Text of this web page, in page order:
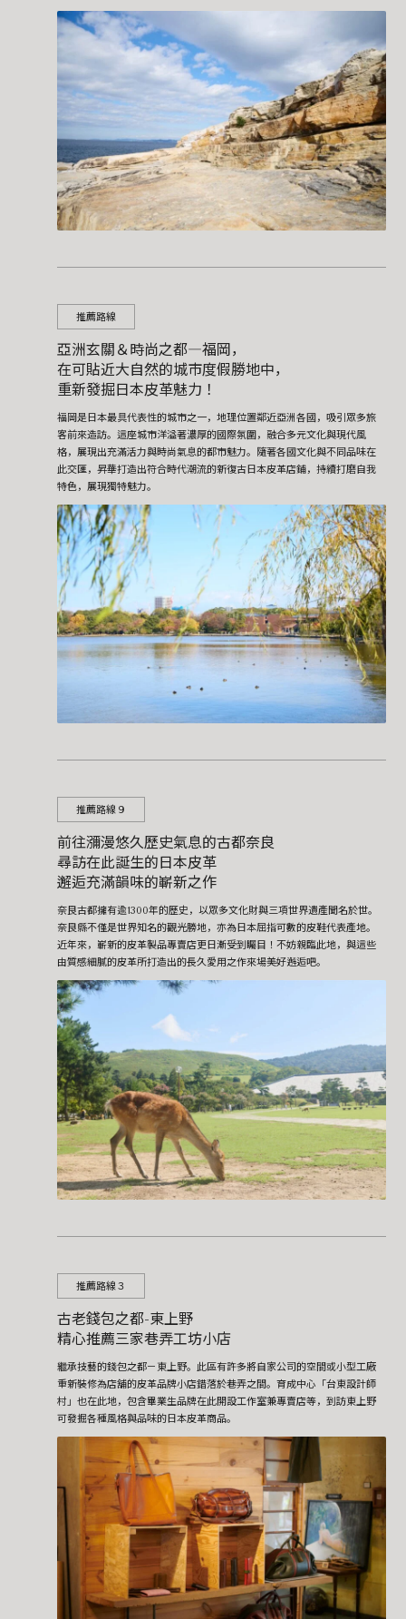
推薦路線
亞洲玄關＆時尚之都―福岡，
在可貼近大自然的城市度假勝地中，
重新發掘日本皮革魅力！
福岡是日本最具代表性的城市之一，地理位置鄰近亞洲各國，吸引眾多旅
客前來造訪。這座城市洋溢著濃厚的國際氛圍，融合多元文化與現代風
格，展現出充滿活力與時尚氣息的都市魅力。隨著各國文化與不同品味在
此交匯，昇華打造出符合時代潮流的新復古日本皮革店鋪，持續打磨自我
特色，展現獨特魅力。
推薦路線９
前往瀰漫悠久歷史氣息的古都奈良
尋訪在此誕生的日本皮革
邂逅充滿韻味的嶄新之作
奈良古都擁有逾1300年的歷史，以眾多文化財與三項世界遺產聞名於世。
奈良縣不僅是世界知名的觀光勝地，亦為日本屈指可數的皮鞋代表產地。
近年來，嶄新的皮革製品專賣店更日漸受到矚目！不妨親臨此地，與這些
由質感細膩的皮革所打造出的長久愛用之作來場美好邂逅吧。
推薦路線３
古老錢包之都-東上野
精心推薦三家巷弄工坊小店
繼承技藝的錢包之都－東上野。此區有許多將自家公司的空間或小型工廠
重新裝修為店舖的皮革品牌小店錯落於巷弄之間。育成中心「台東設計師
村」也在此地，包含畢業生品牌在此開設工作室兼專賣店等，到訪東上野
可發掘各種風格與品味的日本皮革商品。